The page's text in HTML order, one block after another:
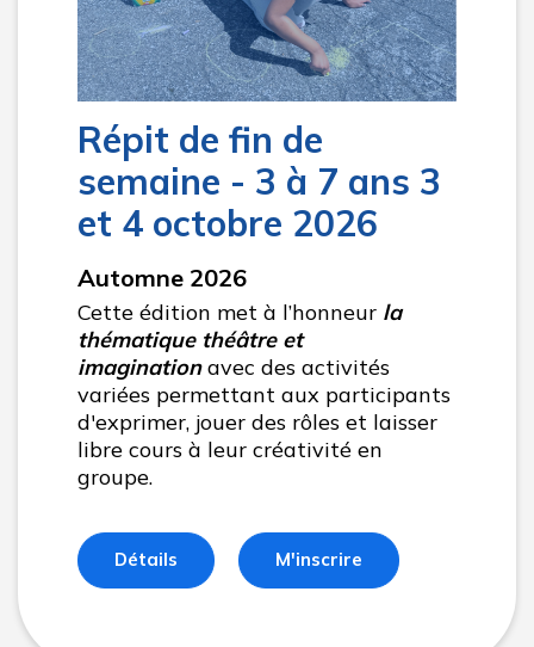
Répit de fin de
semaine - 3 à 7 ans 3
et 4 octobre 2026
Automne 2026
Cette édition met à l’honneur la
thématique théâtre et
imaginationavec des activités
variées permettant aux participants
d'exprimer, jouer des rôles et laisser
libre cours à leur créativité en
groupe.
Détails M'inscrire